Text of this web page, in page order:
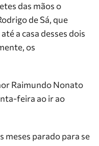
das mãos o
de Sá, que
a casa desses dois
os
Raimundo Nonato
feira ao ir ao
meses parado para se